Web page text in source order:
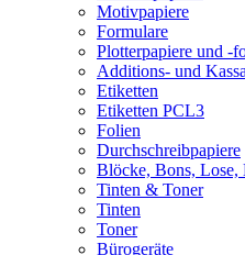
Motivpapiere
Formulare
Plotterpapiere und -
Additions- und
Etiketten
Etiketten PCL3
Folien
Durchschreibpapiere
Blöcke, Bons, Lose,
Tinten & Toner
Tinten
Toner
Bürogeräte